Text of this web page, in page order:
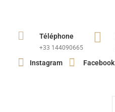
Téléphone
+33 144090665​
Instagram Facebook